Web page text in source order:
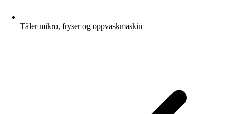
Tåler mikro, fryser og oppvaskmaskin